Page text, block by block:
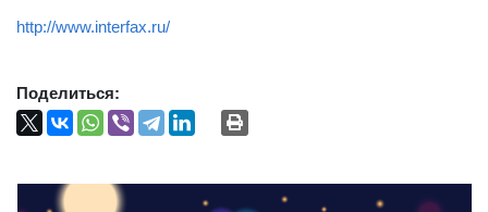
http://www.interfax.ru/
Поделиться: